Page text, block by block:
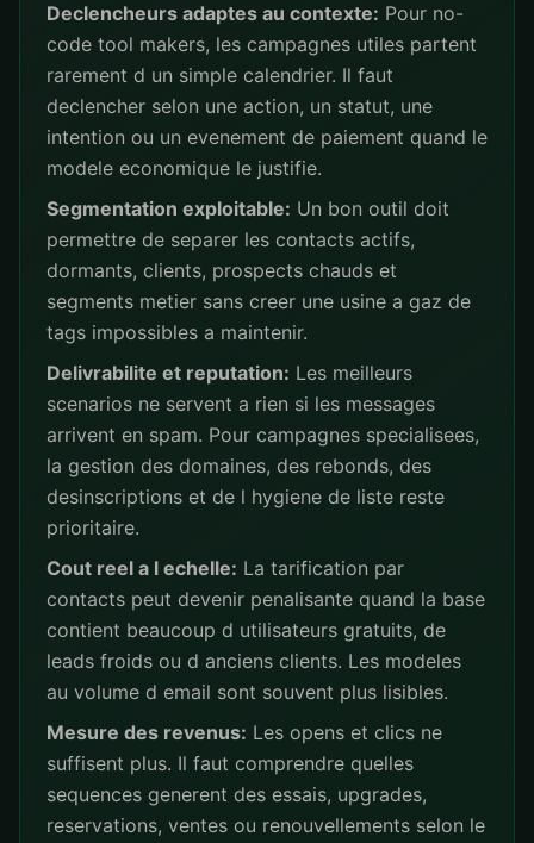
Declencheurs adaptes au contexte: Pour no-
code tool makers, les campagnes utiles partent
rarement d un simple calendrier. Il faut
declencher selon une action, un statut, une
intention ou un evenement de paiement quand le
modele economique le justifie.
Segmentation exploitable: Un bon outil doit
permettre de separer les contacts actifs,
dormants, clients, prospects chauds et
segments metier sans creer une usine a gaz de
tags impossibles a maintenir.
Delivrabilite et reputation: Les meilleurs
scenarios ne servent a rien si les messages
arrivent en spam. Pour campagnes specialisees,
la gestion des domaines, des rebonds, des
desinscriptions et de l hygiene de liste reste
prioritaire.
Cout reel a l echelle: La tarification par
contacts peut devenir penalisante quand la base
contient beaucoup d utilisateurs gratuits, de
leads froids ou d anciens clients. Les modeles
au volume d email sont souvent plus lisibles.
Mesure des revenus: Les opens et clics ne
suffisent plus. Il faut comprendre quelles
sequences generent des essais, upgrades,
reservations, ventes ou renouvellements selon le